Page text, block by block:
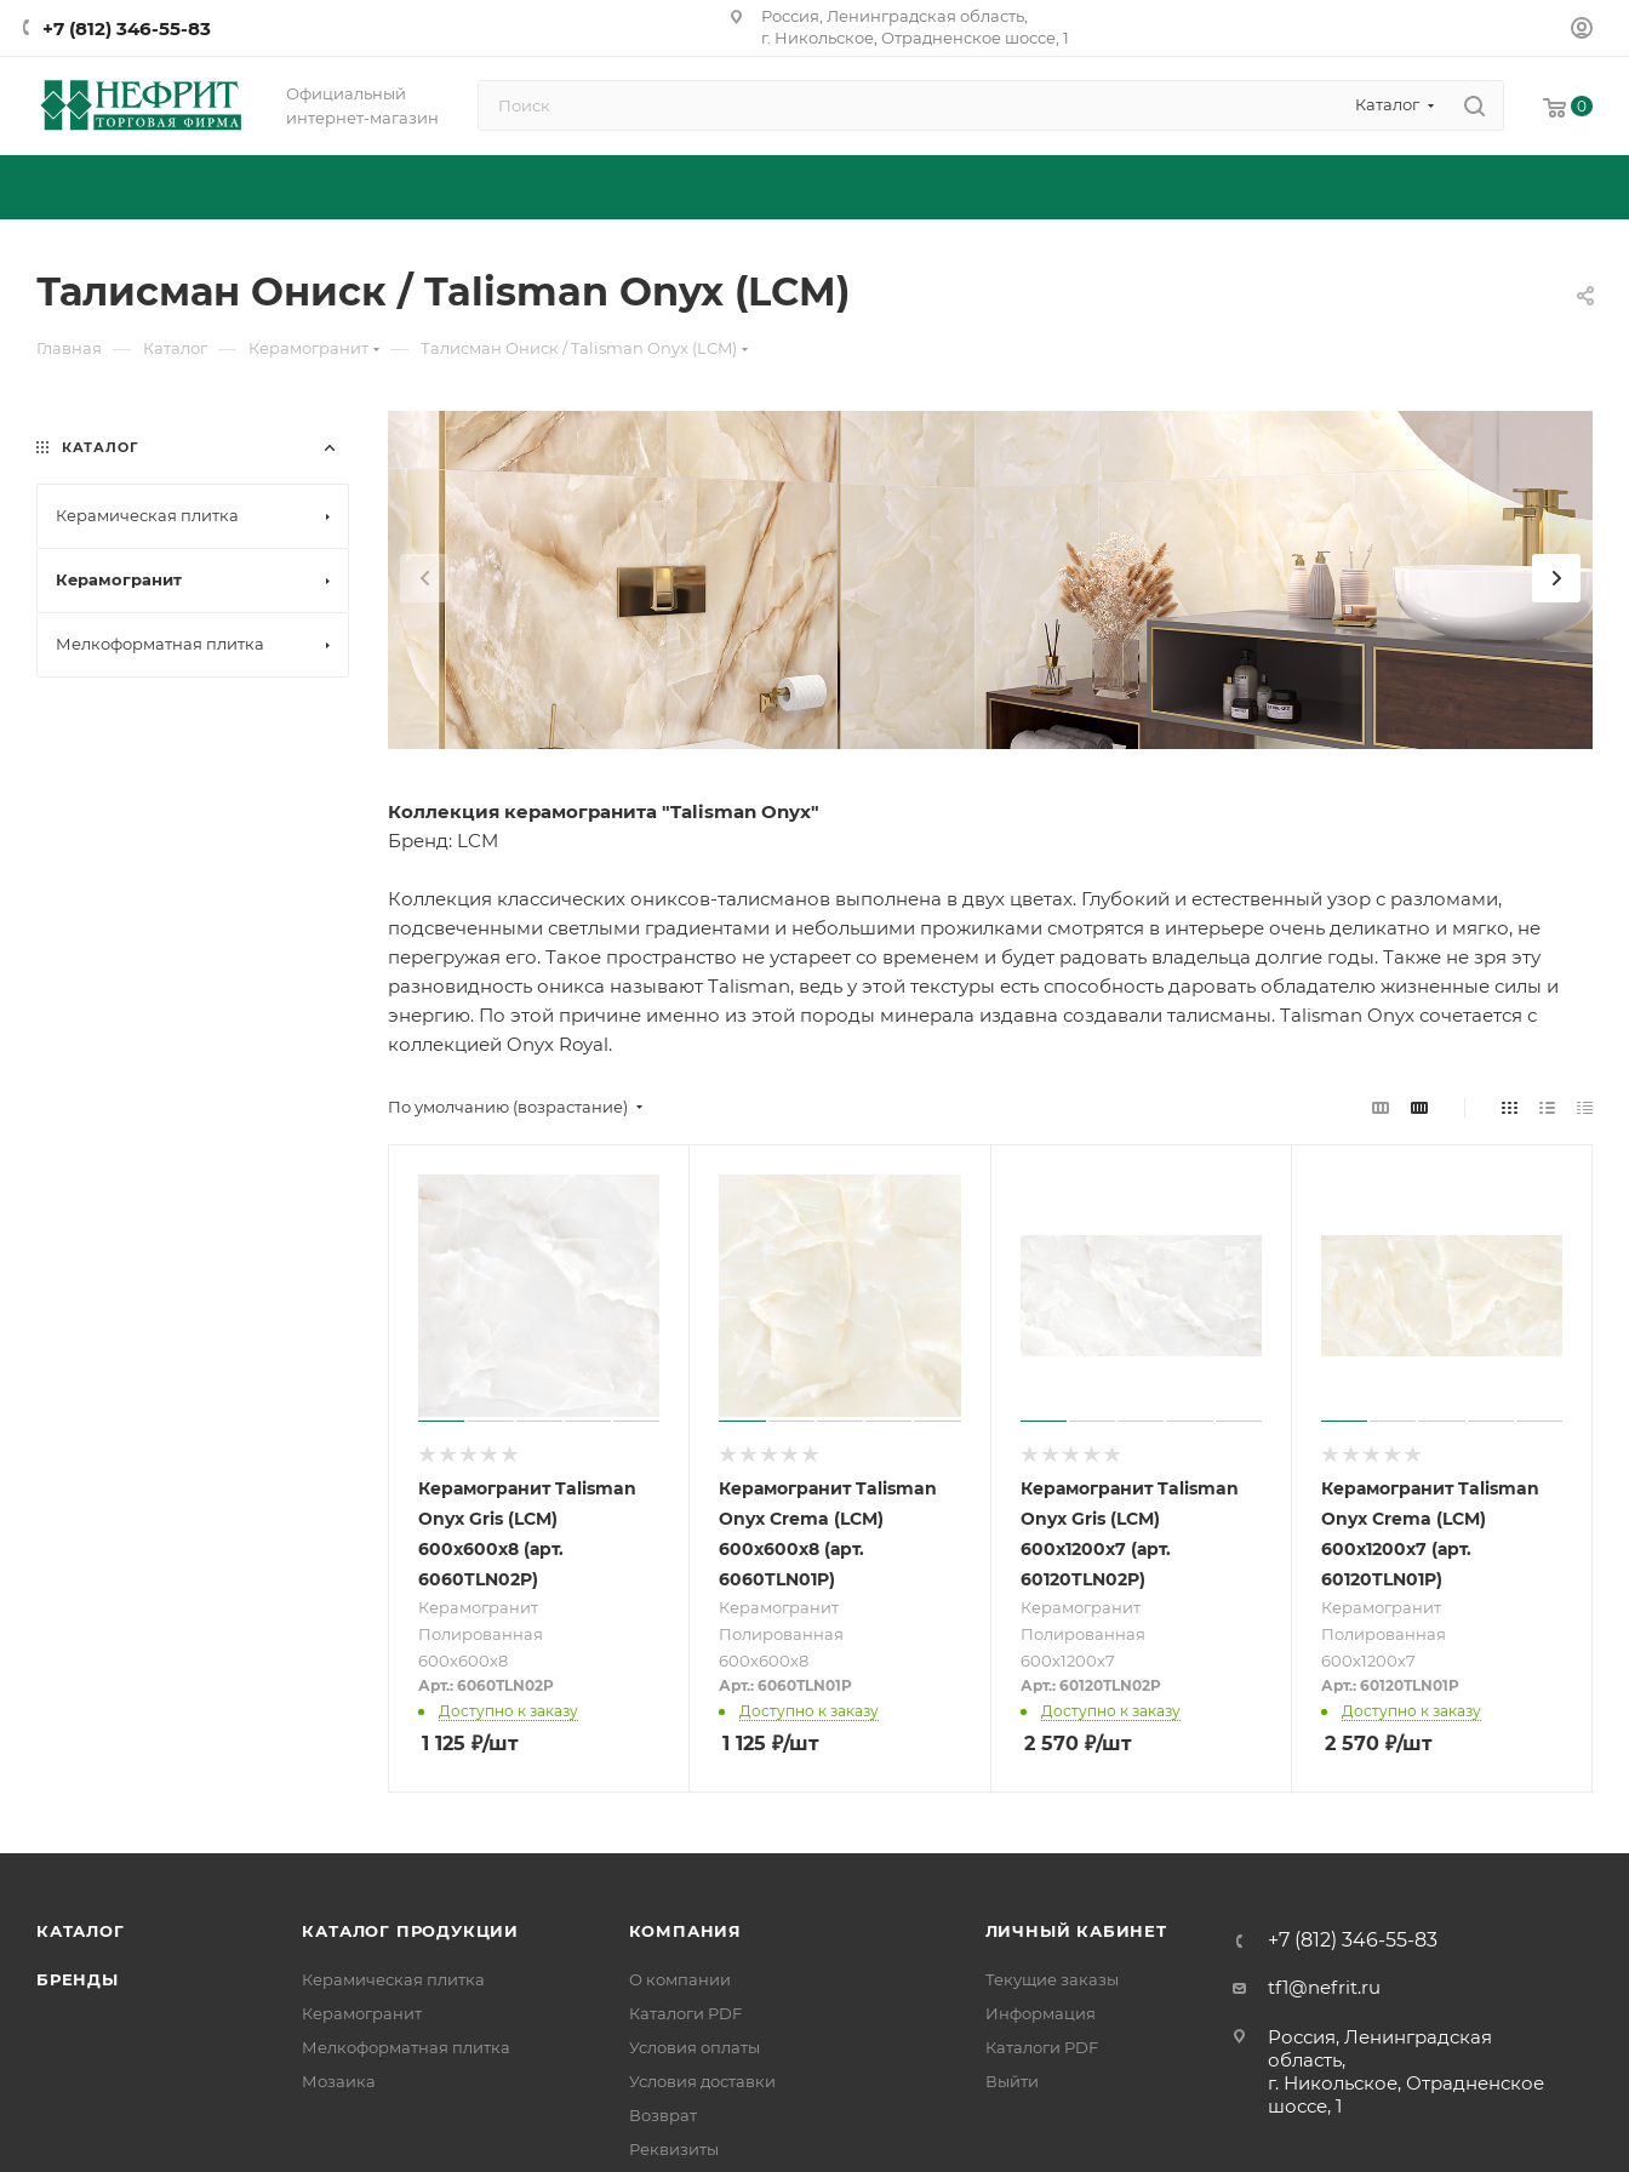
+7 (812) 346-55-83
Россия, Ленинградская область,
г. Никольское, Отрадненское шоссе, 1
Официальный
интернет-магазин
Каталог 0
Талисман Ониск / Talisman Onyx (LCM)
Главная — Каталог — Керамогранит — Талисман Ониск / Talisman Onyx (LCM)
Коллекция керамогранита "Talisman Onyx"
Бренд: LCM
Коллекция классических ониксов-талисманов выполнена в двух цветах. Глубокий и естественный узор с разломами,
подсвеченными светлыми градиентами и небольшими прожилками смотрятся в интерьере очень деликатно и мягко, не
перегружая его. Такое пространство не устареет со временем и будет радовать владельца долгие годы. Также не зря эту
разновидность оникса называют Talisman, ведь у этой текстуры есть способность даровать обладателю жизненные силы и
энергию. По этой причине именно из этой породы минерала издавна создавали талисманы. Talisman Onyx сочетается с
коллекцией Onyx Royal.
По умолчанию (возрастание)
Керамогранит Talisman
Onyx Gris (LCM)
600х600х8 (арт.
6060TLN02P)
Керамогранит
Полированная
600х600х8
Доступно к заказу
Арт.: 6060TLN02P
1 125 ₽/шт
Керамогранит Talisman
Onyx Crema (LCM)
600х600х8 (арт.
6060TLN01P)
Керамогранит
Полированная
600х600х8
Доступно к заказу
Арт.: 6060TLN01P
1 125 ₽/шт
Керамогранит Talisman
Onyx Gris (LCM)
600х1200х7 (арт.
60120TLN02P)
Керамогранит
Полированная
600х1200х7
Доступно к заказу
Арт.: 60120TLN02P
2 570₽/шт
Керамогранит Talisman
Onyx Crema (LCM)
600х1200х7 (арт.
60120TLN01P)
Керамогранит
Полированная
600х1200х7
Доступно к заказу
Арт.: 60120TLN01P
2 570₽/шт
КАТАЛОГ
Керамическая плитка
Керамогранит
Мелкоформатная плитка
КАТАЛОГ
БРЕНДЫ
КАТАЛОГ ПРОДУКЦИИ
Керамическая плитка
Керамогранит
Мелкоформатная плитка
Мозаика
КОМПАНИЯ
О компании
Каталоги PDF
Условия оплаты
Условия доставки
Возврат
Реквизиты
ЛИЧНЫЙ КАБИНЕТ
Текущие заказы
Информация
Каталоги PDF
Выйти
+7 (812) 346-55-83
tf1@nefrit.ru
Россия, Ленинградская
область,
г. Никольское, Отрадненское
шоссе, 1